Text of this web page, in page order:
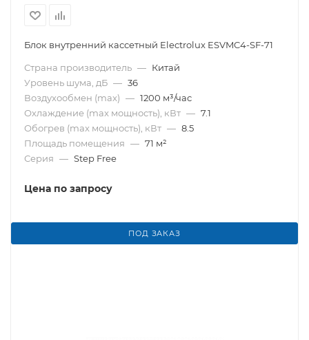
Блок внутренний кассетный Electrolux ESVMC4-SF-71
Страна производитель — Китай
Уровень шума, дБ — 36
Воздухообмен (max) — 1200 м³/час
Охлаждение (max мощность), кВт — 7.1
Обогрев (max мощность), кВт — 8.5
Площадь помещения — 71 м²
Серия — Step Free
Цена по запросу
ПОД ЗАКАЗ